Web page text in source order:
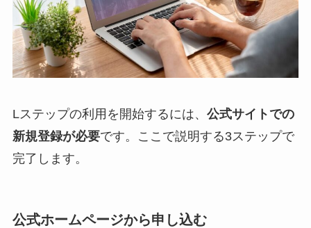
Lステップの利用を開始するには、 公式サイトでの
新規登録が必要です。ここで説明する3ステップで
完了します。
公式ホームページから申し込む